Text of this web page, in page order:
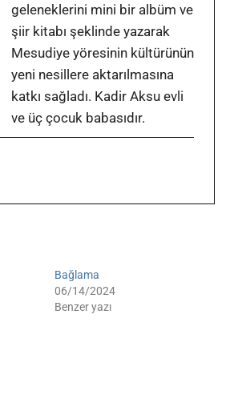
geleneklerini mini bir albüm ve
şiir kitabı şeklinde yazarak
Mesudiye yöresinin kültürünün
yeni nesillere aktarılmasına
katkı sağladı. Kadir Aksu evli
ve üç çocuk babasıdır.
Bağlama
06/14/2024
Benzer yazı